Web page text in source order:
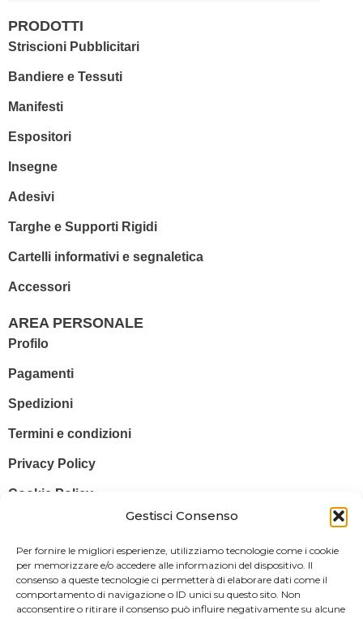
Gestisci Consenso
Per fornire le migliori esperienze, utilizziamo tecnologie come i cookie
per memorizzare e/o accedere alle informazioni del dispositivo. Il
consenso a queste tecnologie ci permetterà di elaborare dati come il
comportamento di navigazione o ID unici su questo sito. Non
acconsentire o ritirare il consenso può influire negativamente su alcune
PRODOTTI
Striscioni Pubblicitari
Bandiere e Tessuti
Manifesti
Espositori
Insegne
Adesivi
Targhe e Supporti Rigidi
Cartelli informativi e segnaletica
Accessori
AREA PERSONALE
Profilo
Pagamenti
Spedizioni
Termini e condizioni
Privacy Policy
Cookie Policy
Legale: Via Silvio Pellico, 43 97015 MODICA (RG) – P. IVA: IT
01470350883
Powered ByIl Brandificio